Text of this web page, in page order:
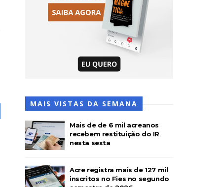
MAIS VISTAS DA SEMANA
Mais de de 6 mil acreanos
recebem restituição do IR
nesta sexta
Acre registra mais de 127 mil
inscritos no Fies no segundo